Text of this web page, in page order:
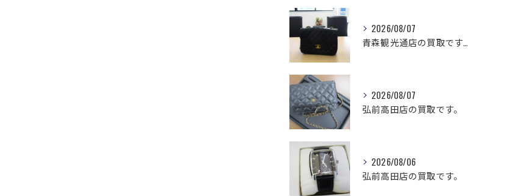
2026/08/07
青森観光通店の買取です。
2026/08/07
弘前高田店の買取です。
2026/08/06
弘前高田店の買取です。